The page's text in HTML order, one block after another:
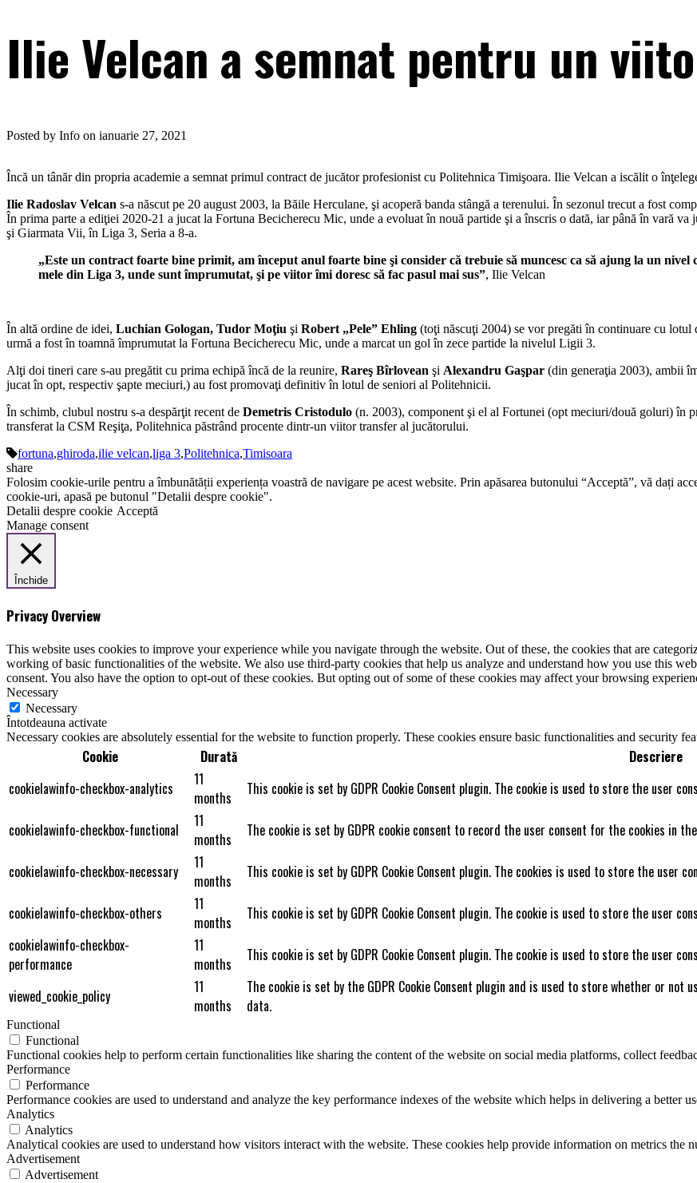
Ilie Velcan a semnat pentru un
Posted by Info on ianuarie 27, 2021
Încă un tânăr din propria academie a semnat primul contract de jucător profesionist cu Politehnica Timişoara. Ilie Velcan a iscălit o
Ilie Radoslav Velcan s-a născut pe 20 august 2003, la Băile Herculane, şi acoperă banda stângă a terenului. În sezonul trecut a fost
În prima parte a ediţiei 2020-21 a jucat la Fortuna Becicherecu Mic, unde a evoluat în nouă partide şi a înscris o dată, iar până în vară
şi Giarmata Vii, în Liga 3, Seria a 8-a.
„Este un contract foarte bine primit, am început anul foarte bine şi consider că trebuie să muncesc ca să ajung la un
mele din Liga 3, unde sunt împrumutat, şi pe viitor îmi doresc să fac pasul mai sus”, Ilie Velcan
În altă ordine de idei, Luchian Gologan, Tudor Moţiu şi Robert „Pele” Ehling (toţi născuţi 2004) se vor pregăti în continuare cu
urmă a fost în toamnă împrumutat la Fortuna Becicherecu Mic, unde a marcat un gol în zece partide la nivelul Ligii 3.
Alţi doi tineri care s-au pregătit cu prima echipă încă de la reunire, Rareş Bîrlovean şi Alexandru Gaşpar (din generaţia 2003), ambii
jucat în opt, respectiv şapte meciuri,) au fost promovaţi definitiv în lotul de seniori al Politehnicii.
În schimb, clubul nostru s-a despărţit recent de Demetris Cristodulo (n. 2003), component şi el al Fortunei (opt meciuri/două goluri) în
transferat la CSM Reşiţa, Politehnica păstrând procente dintr-un viitor transfer al jucătorului.
fortuna,ghiroda,ilie velcan,liga 3,Politehnica,Timisoara
share
Folosim cookie-urile pentru a îmbunătății experiența voastră de navigare pe acest website. Prin apăsarea butonului “Acceptă”, vă dați
cookie-uri, apasă pe butonul "Detalii despre cookie".
Detalii despre cookie Acceptă
Manage consent
Închide
Privacy Overview
This website uses cookies to improve your experience while you navigate through the website. Out of these, the cookies that are
working of basic functionalities of the website. We also use third-party cookies that help us analyze and understand how you use this
consent. You also have the option to opt-out of these cookies. But opting out of some of these cookies may affect your browsing
Necessary
Necessary
Întotdeauna activate
Necessary cookies are absolutely essential for the website to function properly. These cookies ensure basic functionalities and security
Cookie Durată
Descriere
cookielawinfo-checkbox-analytics
11
months
This cookie is set by GDPR Cookie Consent plugin. The cookie is used to store the user
cookielawinfo-checkbox-functional
11
months
The cookie is set by GDPR cookie consent to record the user consent for the cookies in
cookielawinfo-checkbox-necessary
11
months
This cookie is set by GDPR Cookie Consent plugin. The cookies is used to store the user
cookielawinfo-checkbox-others
11
months
This cookie is set by GDPR Cookie Consent plugin. The cookie is used to store the user
cookielawinfo-checkbox-
performance
11
months
This cookie is set by GDPR Cookie Consent plugin. The cookie is used to store the user
viewed_cookie_policy
11
months
The cookie is set by the GDPR Cookie Consent plugin and is used to store whether or
data.
Functional
Functional
Functional cookies help to perform certain functionalities like sharing the content of the website on social media platforms, collect
Performance
Performance
Performance cookies are used to understand and analyze the key performance indexes of the website which helps in delivering a better
Analytics
Analytics
Analytical cookies are used to understand how visitors interact with the website. These cookies help provide information on metrics the
Advertisement
Advertisement